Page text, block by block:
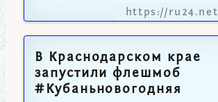
https://ru24.net
В Краснодарском крае
запустили флешмоб
#Кубаньновогодняя